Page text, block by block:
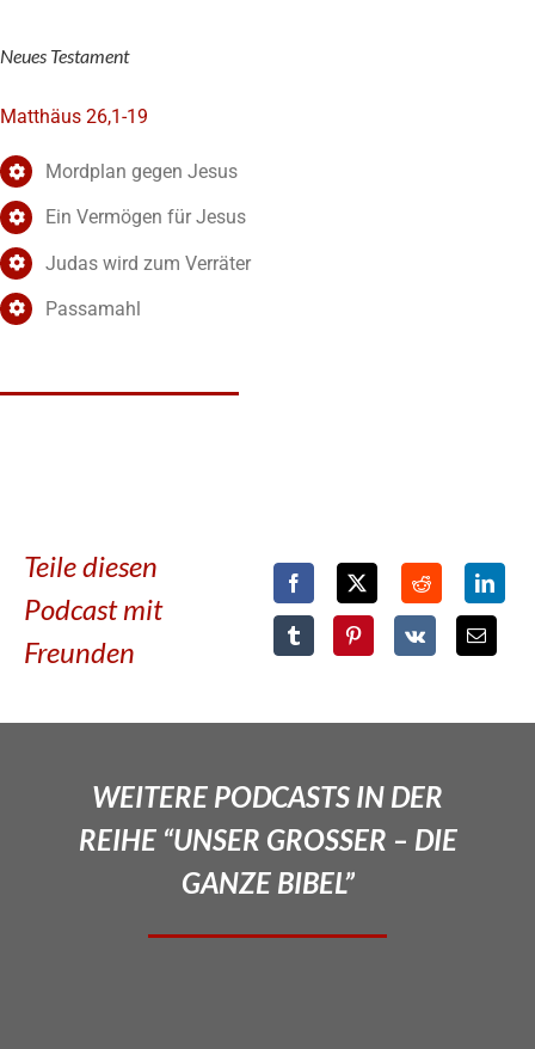
Neues Testament
Matthäus 26,1-19
Mordplan gegen Jesus
Ein Vermögen für Jesus
Judas wird zum Verräter
Passamahl
Teile diesen
Podcast mit
Freunden
WEITERE PODCASTS IN DER
REIHE “UNSER GROSSER – DIE
GANZE BIBEL”